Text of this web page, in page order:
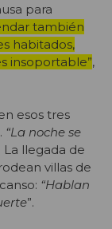
para
también
habitados,
insoportable”,
esos tres
“La noche se
La llegada de
villas de
“Hablan
”.